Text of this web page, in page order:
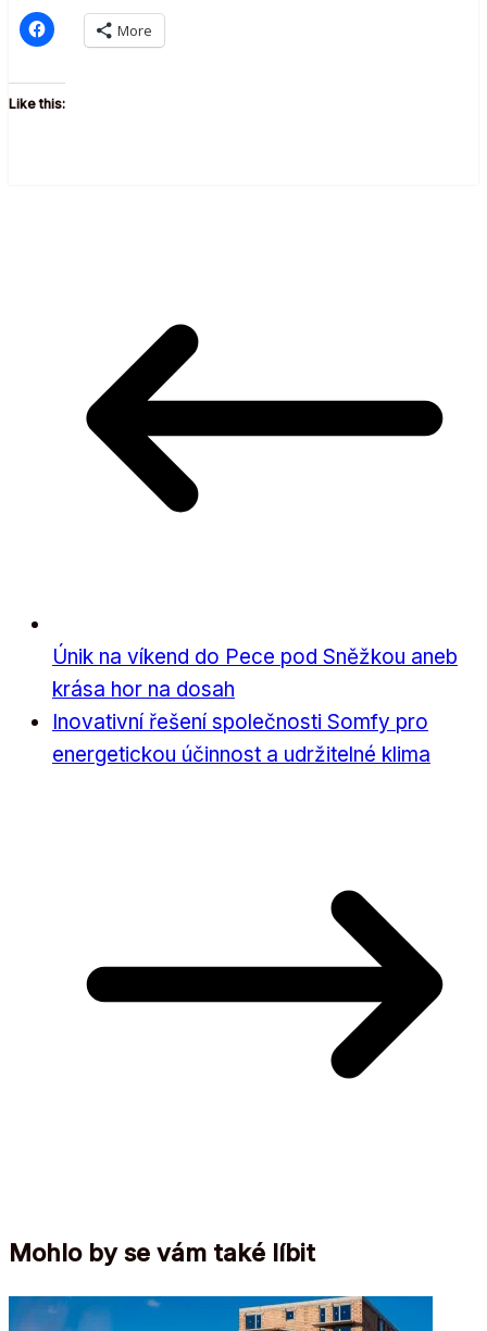
More
Like this:
Únik na víkend do Pece pod Sněžkou aneb
krása hor na dosah
Inovativní řešení společnosti Somfy pro
energetickou účinnost a udržitelné klima
Mohlo by se vám také líbit